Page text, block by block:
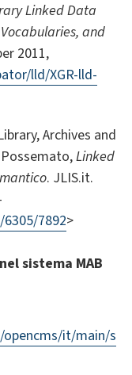
Linked Data
and
2011,
lld/XGR-lld-
Archives and
Linked
. JLIS.it.
7892>
sistema MAB
it/main/s